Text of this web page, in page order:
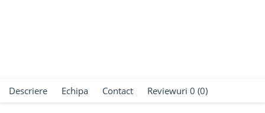
Descriere Echipa Contact Reviewuri 0 (0)